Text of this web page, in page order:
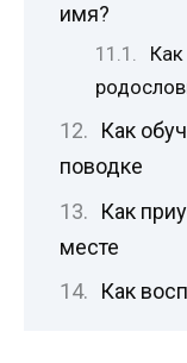
имя?
Как
поводке
Как
месте
Как